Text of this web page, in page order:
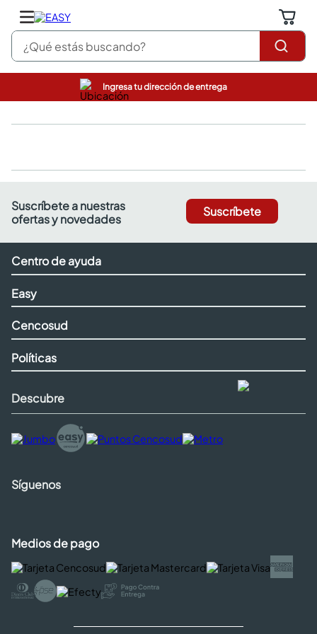
¿Qué estás buscando?
Ingresa tu dirección de entrega
Suscríbete a nuestras
ofertas y novedades
Suscríbete
Centro de ayuda
Easy
Cencosud
Políticas
Descubre
Síguenos
Medios de pago
pinturas
escritorio
armarios closet
comedores
neveras